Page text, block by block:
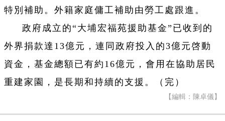
特別補助。外籍家庭傭工補助由勞工處跟進。
政府成立的“大埔宏福苑援助基金”已收到的
外界捐款達13億元，連同政府投入的3億元啓動
資金，基金總額已有約16億元，會用在協助居民
重建家園，是長期和持續的支援。（完）
【編輯：陳卓儀】